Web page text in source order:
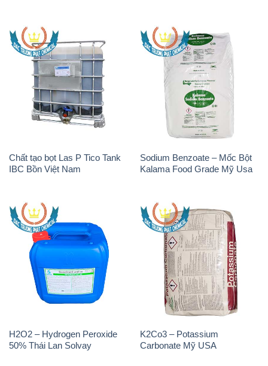
Chất tạo bọt Las P Tico Tank
IBC Bồn Việt Nam
Sodium Benzoate – Mốc Bột
Kalama Food Grade Mỹ Usa
H2O2 – Hydrogen Peroxide
50% Thái Lan Solvay
K2Co3 – Potassium
Carbonate Mỹ USA